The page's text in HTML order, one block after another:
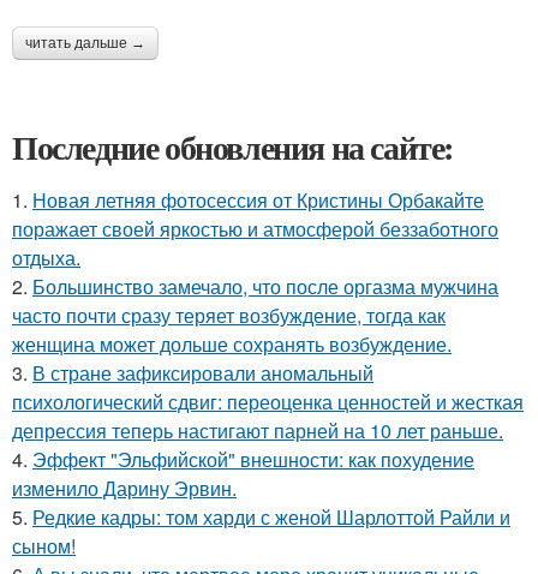
читать дальше →
Последние обновления на сайте:
1. Новая летняя фотосессия от Кристины Орбакайте
поражает своей яркостью и атмосферой беззаботного
отдыха.
2. Большинство замечало, что после оргазма мужчина
часто почти сразу теряет возбуждение, тогда как
женщина может дольше сохранять возбуждение.
3. В стране зафиксировали аномальный
психологический сдвиг: переоценка ценностей и жесткая
депрессия теперь настигают парней на 10 лет раньше.
4. Эффект "Эльфийской" внешности: как похудение
изменило Дарину Эрвин.
5. Редкие кадры: том харди с женой Шарлоттой Райли и
сыном!